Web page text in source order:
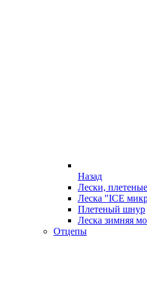
Назад
Лески,
Леска "ICE
Плетеный шнур
Леска зимняя
Отцепы